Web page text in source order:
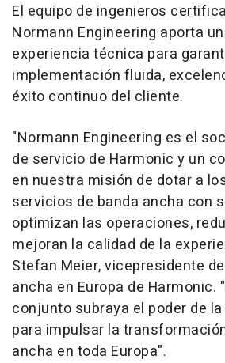
El equipo de ingenieros
Normann Engineering aporta
experiencia técnica para
implementación fluida,
éxito continuo del cliente.
"Normann Engineering es el
de servicio de Harmonic y un
en nuestra misión de dotar a
servicios de banda ancha con
optimizan las operaciones,
mejoran la calidad de la
Stefan Meier, vicepresidente
ancha en Europa de Harmonic. "
conjunto subraya el poder de
para impulsar la
ancha en toda Europa".